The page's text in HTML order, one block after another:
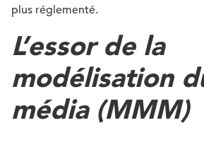
plus réglementé.
L’essor de la
modélisation
média (MMM)